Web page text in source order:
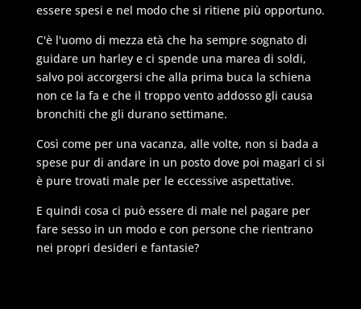
essere spesi e nel modo che si ritiene più opportuno.
C'è l'uomo di mezza età che ha sempre sognato di
guidare un harley e ci spende una marea di soldi,
salvo poi accorgersi che alla prima buca la schiena
non ce la fa e che il troppo vento addosso gli causa
bronchiti che gli durano settimane.
Così come per una vacanza, alle volte, non si bada a
spese pur di andare in un posto dove poi magari ci si
è pure trovati male per le eccessive aspettative.
E quindi cosa ci può essere di male nel pagare per
fare sesso in un modo e con persone che rientrano
nei propri desideri e fantasie?